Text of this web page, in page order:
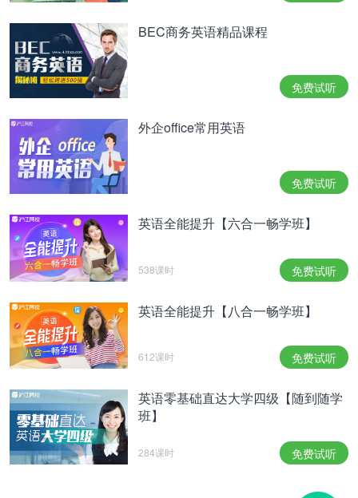
BEC商务英语精品课程
免费试听
外企office常用英语
免费试听
英语全能提升【六合一畅学班】
538课时 免费试听
英语全能提升【八合一畅学班】
612课时 免费试听
英语零基础直达大学四级【随到随学
班】
284课时 免费试听